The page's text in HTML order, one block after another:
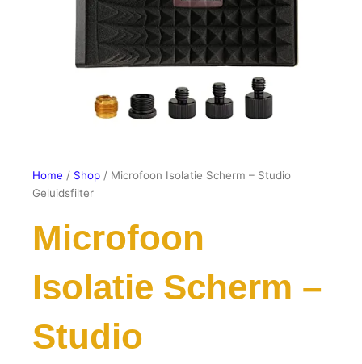
Home / Shop / Microfoon Isolatie Scherm – Studio
Geluidsfilter
Microfoon
Isolatie Scherm –
Studio